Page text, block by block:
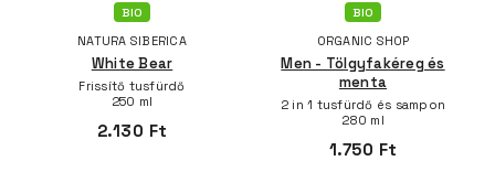
BIO
NATURA SIBERICA
White Bear
Frissítő tusfürdő
250 ml
2.130 Ft
BIO
ORGANIC SHOP
Men - Tölgyfakéreg és
menta
2 in 1 tusfürdő és sampon
280 ml
1.750 Ft